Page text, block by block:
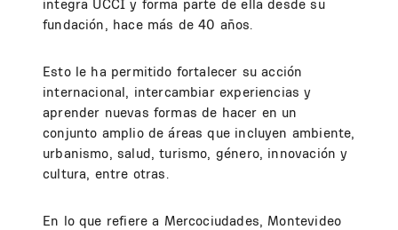
integra UCCI y forma parte de ella desde su
fundación, hace más de 40 años.
Esto le ha permitido fortalecer su acción
internacional, intercambiar experiencias y
aprender nuevas formas de hacer en un
conjunto amplio de áreas que incluyen ambiente,
urbanismo, salud, turismo, género, innovación y
cultura, entre otras.
En lo que refiere a Mercociudades, Montevideo